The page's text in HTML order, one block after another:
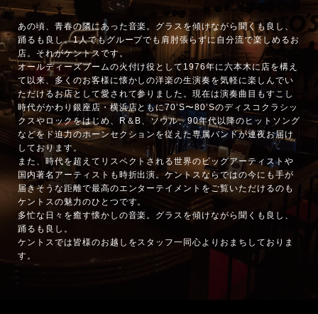
あの頃、青春の隣にあった音楽。グラスを傾けながら聞くも良し、
踊るも良し。1人でもグループでも肩肘張らずに自分流で楽しめるお
店。それがケントスです。
オールディーズブームの火付け役として1976年に六本木に店を構え
て以来、多くのお客様に懐かしの洋楽の生演奏を気軽に楽しんでい
ただけるお店として愛されて参りました。現在は演奏曲目もすこし
時代がかわり銀座店・横浜店ともに70’S〜80’Sのディスコクラシッ
クスやロックをはじめ、R＆B、ソウル、90年代以降のヒットソング
などをド迫力のホーンセクションを従えた専属バンドが連夜お届け
しております。
また、時代を超えてリスペクトされる世界のビッグアーティストや
国内著名アーティストも時折出演。ケントスならではの今にも手が
届きそうな距離で最高のエンターテイメントをご覧いただけるのも
ケントスの魅力のひとつです。
多忙な日々を癒す懐かしの音楽。グラスを傾けながら聞くも良し、
踊るも良し。
ケントスでは皆様のお越しをスタッフ一同心よりおまちしておりま
す。